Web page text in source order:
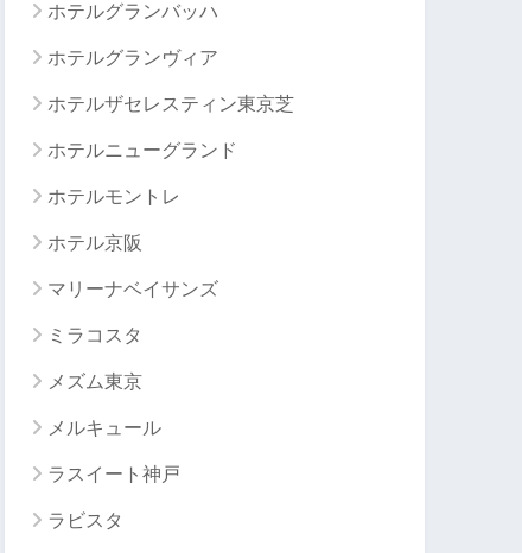
ホテルグランバッハ
ホテルグランヴィア
ホテルザセレスティン東京芝
ホテルニューグランド
ホテルモントレ
ホテル京阪
マリーナベイサンズ
ミラコスタ
メズム東京
メルキュール
ラスイート神戸
ラビスタ